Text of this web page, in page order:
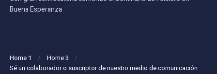
Buena Esperanza
Home 1
Home 3
Sé un colaborador o suscriptor de nuestro medio de comunicación